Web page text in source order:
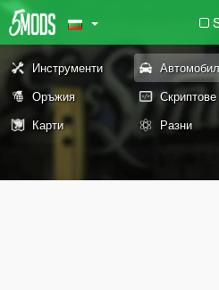
Инструменти
Оръжия Скриптове
Карти
Разни